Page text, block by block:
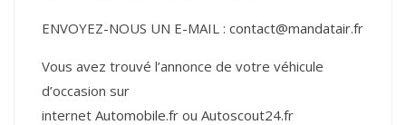
ENVOYEZ-NOUS UN E-MAIL : contact@mandatair.fr
Vous avez trouvé l’annonce de votre véhicule
d’occasion sur
internet Automobile.fr ou Autoscout24.fr